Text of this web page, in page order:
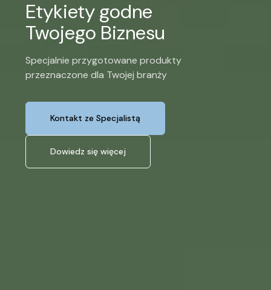
Etykiety godne
Twojego Biznesu
Specjalnie przygotowane produkty
przeznaczone dla Twojej branży
Kontakt ze Specjalistą
Dowiedz się więcej